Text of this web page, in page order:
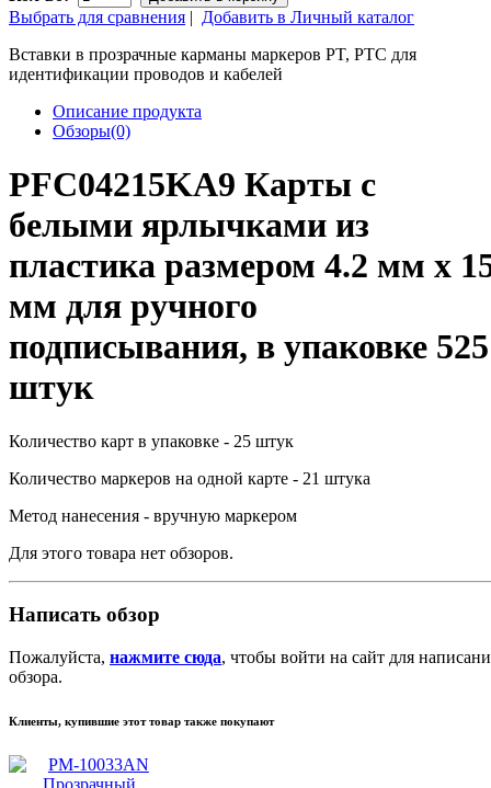
Выбрать для сравнения | Добавить в Личный каталог
Вставки в прозрачные карманы маркеров PT, PTC для
идентификации проводов и кабелей
Описание продукта
Обзоры(0)
PFC04215KA9 Карты с
белыми ярлычками из
пластика размером 4.2 мм x
мм для ручного
подписывания, в упаковке 525
штук
Количество карт в упаковке - 25 штук
Количество маркеров на одной карте - 21 штука
Метод нанесения - вручную маркером
Для этого товара нет обзоров.
Написать обзор
Пожалуйста, нажмите сюда, чтобы войти на сайт для
обзора.
Клиенты, купившие этот товар также покупают